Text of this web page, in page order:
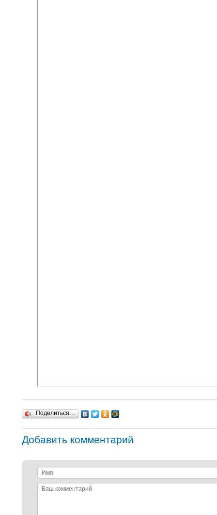
Поделиться…
Добавить комментарий
Имя
Ваш